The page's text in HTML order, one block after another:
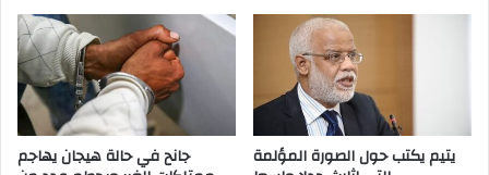
5
ف
ئ
ا
ت
ر
ب
م
غ
ر
ب
ي
جانح في حالة هيجان يهاجم يتيم يكتب حول الصورة المؤلمة